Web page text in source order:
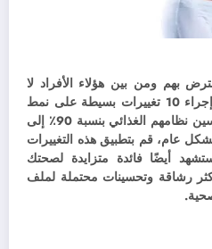
بهم ومن بين هؤلاء الأفراد لا
يدرك 95٪ منهم أنه من خلال إجراء 10 تغييرات بسيطة على نمط
حياتهم في الأكل فسيمكنهم تحسين نظامهم الغذائي بنسبة 90٪ إلى
عام،قم بتطبيق هذه التغييرات
أيضًا فائدة متزايدة لصحتك
رشاقة وتحسينات محتملة لملف